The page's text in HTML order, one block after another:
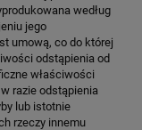
według
jego
umową, co do której
odstąpienia od
właściwości
razie odstąpienia
lub istotnie
rzeczy innemu